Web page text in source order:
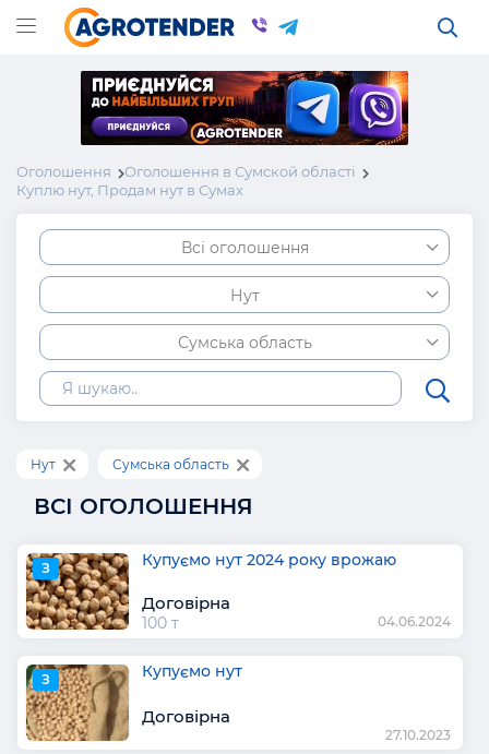
Оголошення
Оголошення в Сумской області
Куплю нут, Продам нут в Сумах
Всі оголошення
Нут
Сумська область
Нут Сумська область
ВСІ ОГОЛОШЕННЯ
З Купуємо нут 2024 року врожаю
Договірна
100 т 04.06.2024
З Купуємо нут
Договірна
27.10.2023